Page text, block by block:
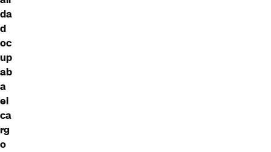
da
d
oc
up
ab
a
el
ca
rg
o